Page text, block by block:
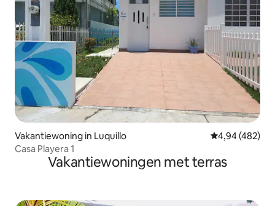
Vakantiewoning in Luquillo Gemiddelde
4,94 (482)
Casa Playera 1
Vakantiewoningen met terras